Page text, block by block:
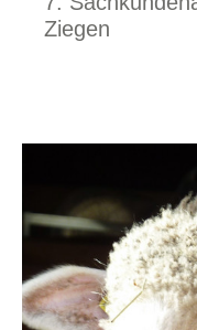
Ziegen